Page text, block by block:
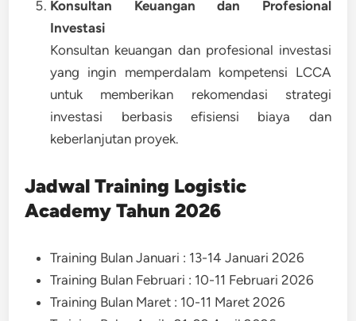
Konsultan Keuangan dan Profesional
Investasi
Konsultan keuangan dan profesional investasi
yang ingin memperdalam kompetensi LCCA
untuk memberikan rekomendasi strategi
investasi berbasis efisiensi biaya dan
keberlanjutan proyek.
Jadwal Training Logistic
Academy Tahun 2026
Training Bulan Januari : 13-14 Januari 2026
Training Bulan Februari : 10-11 Februari 2026
Training Bulan Maret : 10-11 Maret 2026